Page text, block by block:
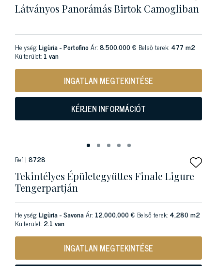
Látványos Panorámás Birtok Camogliban
Helység:Ligùria - PortofinoÁr:8.500.000 € Belső terek: 477 m2
Külterület: 1 van
INGATLAN MEGTEKINTÉSE
KÉRJEN INFORMÁCIÓT
Ref | 8728
Tekintélyes Épületegyüttes Finale Ligure
Tengerpartján
Helység:Ligùria - SavonaÁr: 12.000.000 € Belső terek: 4,280 m2
Külterület: 2.1 van
INGATLAN MEGTEKINTÉSE